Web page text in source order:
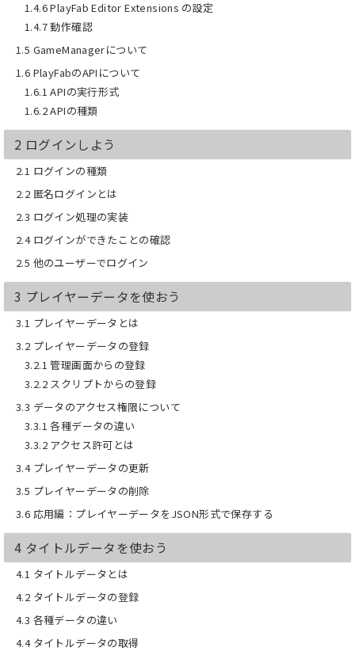
事もあります。
■ タイトルデータ、プレイヤーデータの
知識
上記の機能から勉強を始めることで、挫
学習を進められることは間違いありませ
みなさんが同じように時間を使わなくて
済むように、入門編として情報を凝縮
し、この本にまとめています。
いろいろとつまづきながら学習した経験
1.4.6 PlayFab Editor Extensions の設定
1.4.7 動作確認
1.5 GameManagerについて
1.6 PlayFabのAPIについて
1.6.1 APIの実行形式
1.6.2 APIの種類
2 ログインしよう
2.1 ログインの種類
2.2 匿名ログインとは
2.3 ログイン処理の実装
2.4 ログインができたことの確認
2.5 他のユーザーでログイン
3 プレイヤーデータを使おう
3.1 プレイヤーデータとは
3.2 プレイヤーデータの登録
3.2.1 管理画面からの登録
3.2.2 スクリプトからの登録
3.3 データのアクセス権限について
3.3.1 各種データの違い
3.3.2 アクセス許可とは
3.4 プレイヤーデータの更新
3.5 プレイヤーデータの削除
3.6 応用編：プレイヤーデータをJSON形式で保存する
4 タイトルデータを使おう
4.1 タイトルデータとは
4.2 タイトルデータの登録
4.3 各種データの違い
4.4 タイトルデータの取得